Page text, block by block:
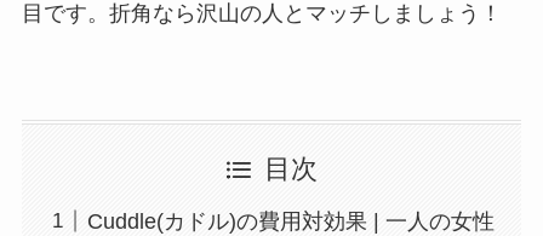
目です。折角なら沢山の人とマッチしましょう！
目次
Cuddle(カドル)の費用対効果 | 一人の女性